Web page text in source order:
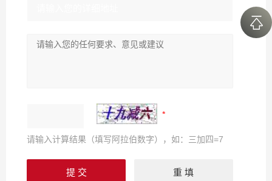
请输入计算结果（填写阿拉伯数字），如：三加四=7